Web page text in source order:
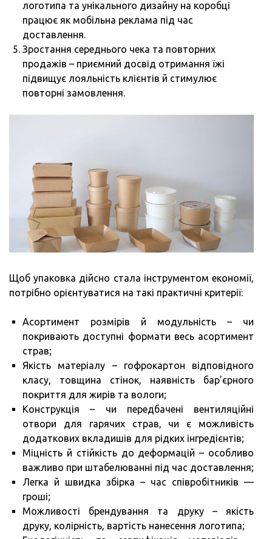
логотипа та унікального дизайну на коробці
працює як мобільна реклама під час
доставлення.
Зростання середнього чека та повторних
продажів – приємний досвід отримання їжі
підвищує лояльність клієнтів й стимулює
повторні замовлення.
Щоб упаковка дійсно стала інструментом економії,
потрібно орієнтуватися на такі практичні критерії:
Асортимент розмірів й модульність – чи
покривають доступні формати весь асортимент
страв;
Якість матеріалу – гофрокартон відповідного
класу, товщина стінок, наявність бар’єрного
покриття для жирів та вологи;
Конструкція – чи передбачені вентиляційні
отвори для гарячих страв, чи є можливість
додаткових вкладишів для рідких інгредієнтів;
Міцність й стійкість до деформацій – особливо
важливо при штабелюванні під час доставлення;
Легка й швидка збірка – час співробітників —
гроші;
Можливості брендування та друку – якість
друку, колірність, вартість нанесення логотипа;